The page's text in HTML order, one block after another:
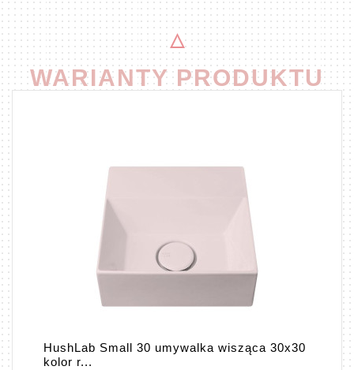
WARIANTY PRODUKTU
HushLab Small 30 umywalka wisząca 30x30
kolor r...